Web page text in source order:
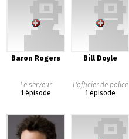
Baron Rogers
Le serveur
1 épisode
Bill Doyle
L'officier de police
1 épisode